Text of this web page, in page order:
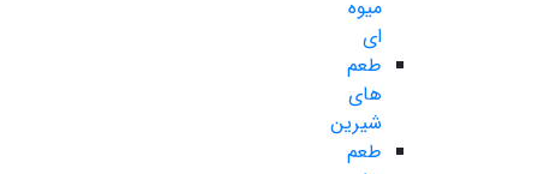
میوه
ای
طعم
های
شیرین
طعم